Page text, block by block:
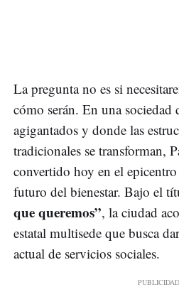
La pregunta no es si
cómo serán. En una sociedad
agigantados y donde las
tradicionales se transforman,
convertido hoy en el
futuro del bienestar. Bajo el
que queremos”, la ciudad
estatal multisede que busca
actual de servicios sociales.